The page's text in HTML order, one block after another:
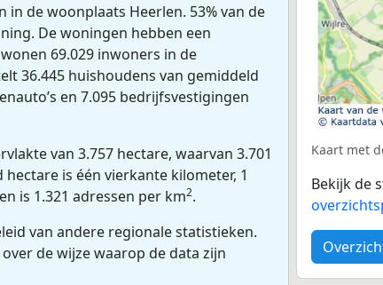
in de woonplaats Heerlen. 53% van de
De woningen hebben een
69.029 inwoners in de
36.445 huishoudens van gemiddeld
en 7.095 bedrijfsvestigingen
van 3.757 hectare, waarvan 3.701
is één vierkante kilometer, 1
is 1.321 adressen per km2.
van andere regionale statistieken.
de wijze waarop de data zijn
Kaart met
Bekijk de